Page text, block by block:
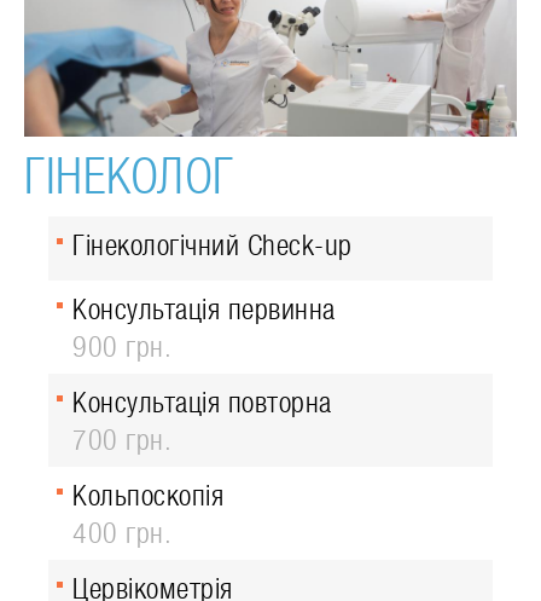
ГІНЕКОЛОГ
Гінекологічний Check-up
Консультація первинна
900 грн.
Консультація повторна
700 грн.
Кольпоскопія
400 грн.
Цервікометрія